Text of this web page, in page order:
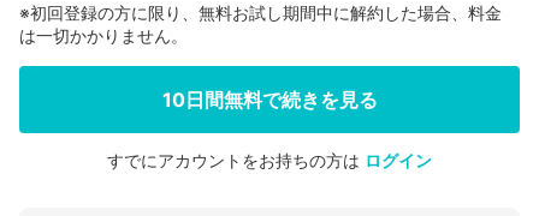
会員登録する
※初回登録の方に限り、無料お試し期間中に解約した場合、料金
は一切かかりません。
10日間無料で続きを見る
すでにアカウントをお持ちの方は ログイン